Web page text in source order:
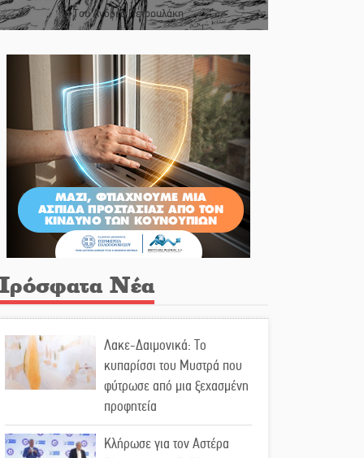
Του Ανδρέα Πετρουλάκη
Νέα
Λακε-Δαιμονικά: Το
κυπαρίσσι του Μυστρά που
φύτρωσε από μια ξεχασμένη
προφητεία
Κλήρωσε για τον Αστέρα